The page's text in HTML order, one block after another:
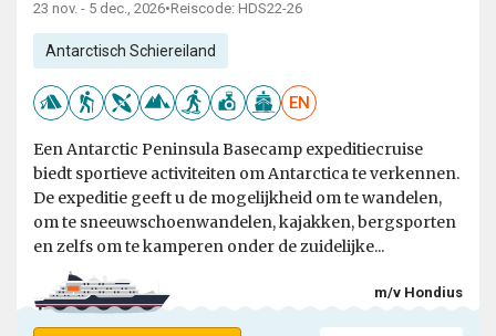
23 nov. - 5 dec., 2026•Reiscode: HDS22-26
Antarctisch Schiereiland
EN
Een Antarctic Peninsula Basecamp expeditiecruise
biedt sportieve activiteiten om Antarctica te verkennen.
De expeditie geeft u de mogelijkheid om te wandelen,
om te sneeuwschoenwandelen, kajakken, bergsporten
en zelfs om te kamperen onder de zuidelijke...
m/v Hondius